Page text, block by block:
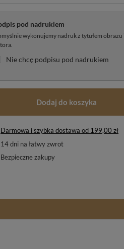
pod nadrukiem
wykonujemy nadruk z tytułem obrazu
Nie chcę podpisu pod nadrukiem
Dodaj do koszyka
Darmowa i szybka dostawa od 199,00 zł
14dni na łatwy zwrot
Bezpieczne zakupy